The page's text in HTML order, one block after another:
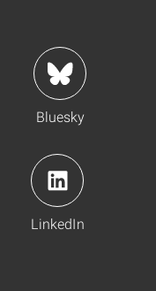
Bluesky
LinkedIn